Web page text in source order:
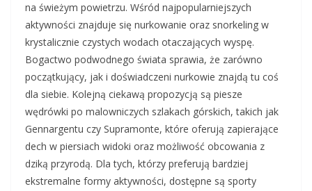
na świeżym powietrzu. Wśród najpopularniejszych
aktywności znajduje się nurkowanie oraz snorkeling w
krystalicznie czystych wodach otaczających wyspę.
Bogactwo podwodnego świata sprawia, że zarówno
początkujący, jak i doświadczeni nurkowie znajdą tu coś
dla siebie. Kolejną ciekawą propozycją są piesze
wędrówki po malowniczych szlakach górskich, takich jak
Gennargentu czy Supramonte, które oferują zapierające
dech w piersiach widoki oraz możliwość obcowania z
dziką przyrodą. Dla tych, którzy preferują bardziej
ekstremalne formy aktywności, dostępne są sporty